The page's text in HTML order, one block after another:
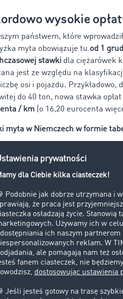
wysokie
państwem, które
myta obowiązuje tu od 1
stawki dla ciężarówek
jest ze względu na
osi i pojazdu. Przykładowo,
do 40 ton, nowa stawka
/ km (o 16,20 eurocenta
myta w Niemczech w formie
drogowe w Niemczech 2026
2025:Według zapowiedzi
wyższe opłaty drogowe, a
wprowadzanie
– Austria
nowe stawki opłat drogowych
podwyżki obejmują pojazdy
odpowiednio
na 2025 rok. Przy obliczaniu